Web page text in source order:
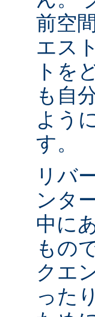
前空
エス
トを
も自
よう
す。
リバ
ンタ
中に
もの
クエ
った